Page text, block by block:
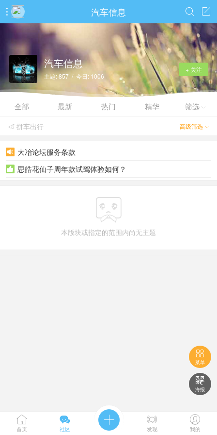
 汽车信息 

+ 关注
汽车信息
主题: 857 / 今日: 1006
全部 最新 热门 精华 筛选 
高级筛选 
 拼车出行
 大冶论坛服务条款
 思皓花仙子周年款试驾体验如何？

本版块或指定的范围内尚无主题

菜单

海报

首页

社区
 
发现

我的